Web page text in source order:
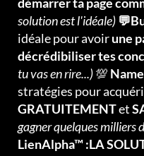
solution est l'idéale)
idéale pour avoirune
décrédibiliser tes
tu vas en rire...)💯
stratégies pour
GRATUITEMENTet
gagner quelques milliers
LienAlpha™ :LA